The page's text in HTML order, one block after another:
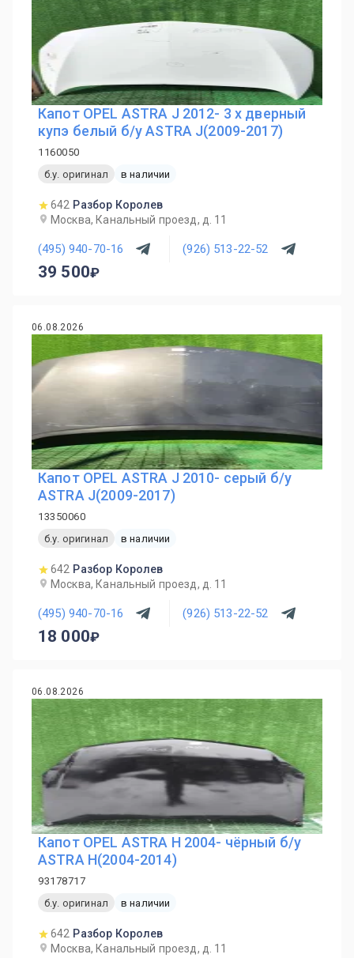
Капот OPEL ASTRA J 2012- 3 х дверный
купэ белый б/у ASTRA J(2009-2017)
1160050
б.у. оригинал
в наличии
642 Разбор Королев
Москва, Канальный проезд, д. 11
(495) 940-70-16 (926) 513-22-52
39 500
06.08.2026
Капот OPEL ASTRA J 2010- серый б/у
ASTRA J(2009-2017)
13350060
б.у. оригинал
в наличии
642 Разбор Королев
Москва, Канальный проезд, д. 11
(495) 940-70-16 (926) 513-22-52
18 000
06.08.2026
Капот OPEL ASTRA H 2004- чёрный б/у
ASTRA H(2004-2014)
93178717
б.у. оригинал
в наличии
642 Разбор Королев
Москва, Канальный проезд, д. 11